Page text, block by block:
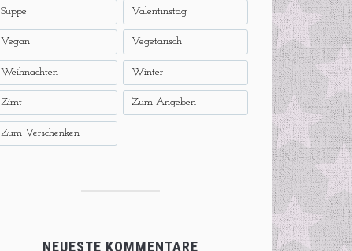
Suppe Valentinstag
Vegan Vegetarisch
Weihnachten Winter
Zimt Zum Angeben
Zum Verschenken
NEUESTE KOMMENTARE